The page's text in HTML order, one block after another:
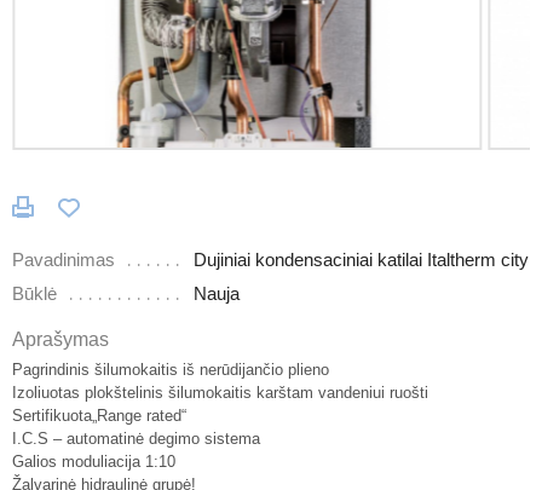
Pavadinimas
Dujiniai kondensaciniai katilai Italtherm city
Būklė
Nauja
Aprašymas
Pagrindinis šilumokaitis iš nerūdijančio plieno
Izoliuotas plokštelinis šilumokaitis karštam vandeniui ruošti
Sertifikuota„Range rated“
I.C.S – automatinė degimo sistema
Galios moduliacija 1:10
Žalvarinė hidraulinė grupė!